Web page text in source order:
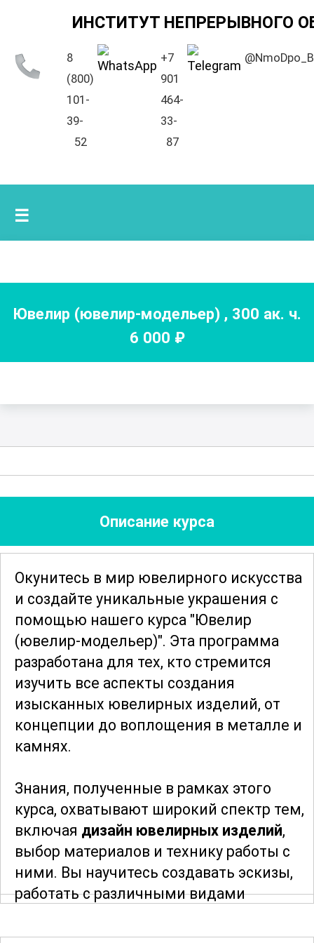
ИНСТИТУТ НЕПРЕРЫВНОГО
8
(800)
101-
39-
52
+7
901
464-
33-
87
☰
Ювелир (ювелир-модельер) , 300 ак. ч.
6 000 ₽
Описание курса
Окунитесь в мир ювелирного искусства
и создайте уникальные украшения с
помощью нашего курса "Ювелир
(ювелир-модельер)". Эта программа
разработана для тех, кто стремится
изучить все аспекты создания
изысканных ювелирных изделий, от
концепции до воплощения в металле и
камнях.
Знания, полученные в рамках этого
курса, охватывают широкий спектр тем,
включая дизайн ювелирных изделий,
выбор материалов и технику работы с
ними. Вы научитесь создавать эскизы,
работать с различными видами
секреты профессионального